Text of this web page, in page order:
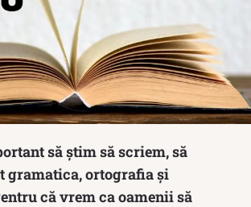
să știm să scriem, să
gramatica, ortografia și
că vrem ca oamenii să